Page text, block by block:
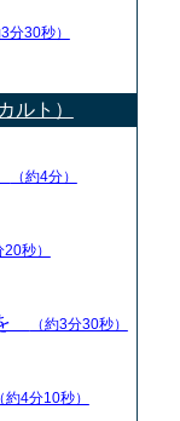
3分30秒）
ルト）
（約4分）
20秒）
（約3分30秒）
（約4分10秒）